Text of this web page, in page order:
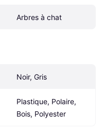
Arbres à chat
Noir, Gris
Plastique, Polaire,
Bois, Polyester